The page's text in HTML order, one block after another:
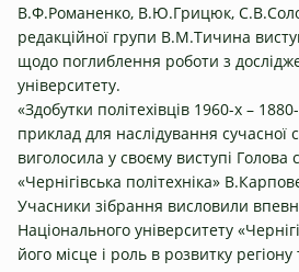
В.Ф.Романенко, В.Ю.Грицюк,
редакційної групи В.М.Тичина
щодо поглиблення роботи з
університету.
«Здобутки політехівців 1960-х –
приклад для наслідування сучасної
виголосила у своєму виступі Голова
«Чернігівська політехніка»
Учасники зібрання висловили
Національного університету
його місце і роль в розвитку